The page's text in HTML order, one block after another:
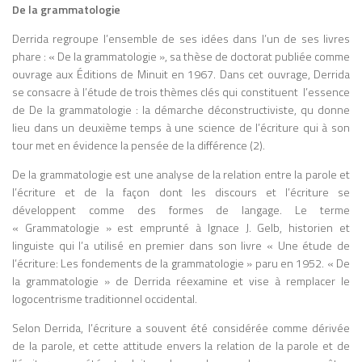
De la grammatologie
Derrida regroupe l’ensemble de ses idées dans l’un de ses livres
phare : « De la grammatologie », sa thèse de doctorat publiée comme
ouvrage aux Éditions de Minuit en 1967. Dans cet ouvrage, Derrida
se consacre à l’étude de trois thèmes clés qui constituent l’essence
de De la grammatologie : la démarche déconstructiviste, qu donne
lieu dans un deuxième temps à une science de l’écriture qui à son
tour met en évidence la pensée de la différence (2).
De la grammatologie est une analyse de la relation entre la parole et
l’écriture et de la façon dont les discours et l’écriture se
développent comme des formes de langage. Le terme
« Grammatologie » est emprunté à Ignace J. Gelb, historien et
linguiste qui l’a utilisé en premier dans son livre « Une étude de
l’écriture: Les fondements de la grammatologie » paru en 1952. « De
la grammatologie » de Derrida réexamine et vise à remplacer le
logocentrisme traditionnel occidental.
Selon Derrida, l’écriture a souvent été considérée comme dérivée
de la parole, et cette attitude envers la relation de la parole et de
Les médias et la publicité façonnent les
perceptions et comportements dans les
sociétés industrialisées. Explorations in
Communication 1960 Essais sur les
médias Analyse l’impact des médias
modernes sur la communication et la
société. The Gutenberg Galaxy 1962
L’imprimerie transforme la pensée,
favorise l’individualisme et standardise la
connaissance ; le médium influence la
culture. Understanding Media: The
Extensions of Man 1964 Théorie générale
des médias « Le médium est le message »
: l’impact d’un média dépasse son
contenu, façonnant perception et
(avec Wilfred Watson) 1970 Clichés et
archétypes médiatiques Les clichés